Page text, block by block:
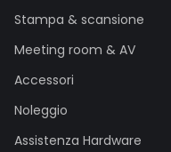
Stampa & scansione
Meeting room & AV
Accessori
Noleggio
Assistenza Hardware